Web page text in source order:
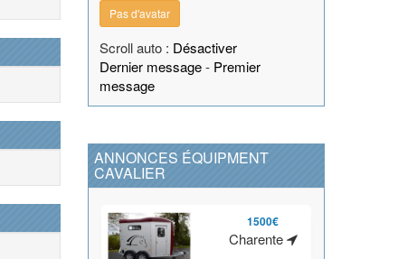
Pas d'avatar
Scroll auto : Désactiver
Dernier message- Premier
message
ANNONCES ÉQUIPMENT
CAVALIER
1500€
Charente